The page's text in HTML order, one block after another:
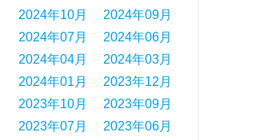
2024年10月
2024年09月
2024年07月
2024年06月
2024年04月
2024年03月
2024年01月
2023年12月
2023年10月
2023年09月
2023年07月
2023年06月